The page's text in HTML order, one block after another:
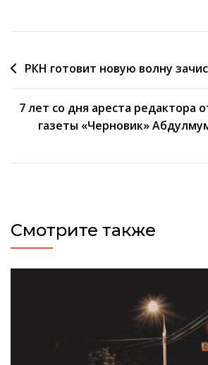
Навигация
записям
РКН готовит новую волну
7 лет со дня ареста редактора
газеты «Черновик»
Смотрите также